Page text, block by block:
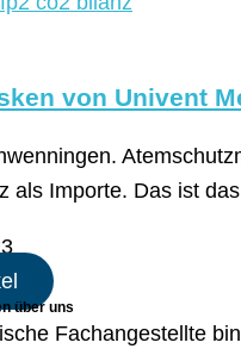
von Univent
als Importe. Das ist
über uns
Fachangestellte